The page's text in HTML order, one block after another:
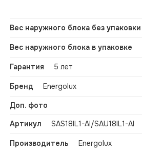
}
/* Акцентный цвет */
.main-title span,
.section-header,
.feature-group h4,
.footer-note span,
color: #c99e67;
}
Вес наружного блока без упаковки
Вес наружного блока в упаковке
Гарантия 5 лет
Бренд Energolux
Доп. фото
Артикул
SAS18IL1-AI/SAU18IL1-AI
Производитель Energolux